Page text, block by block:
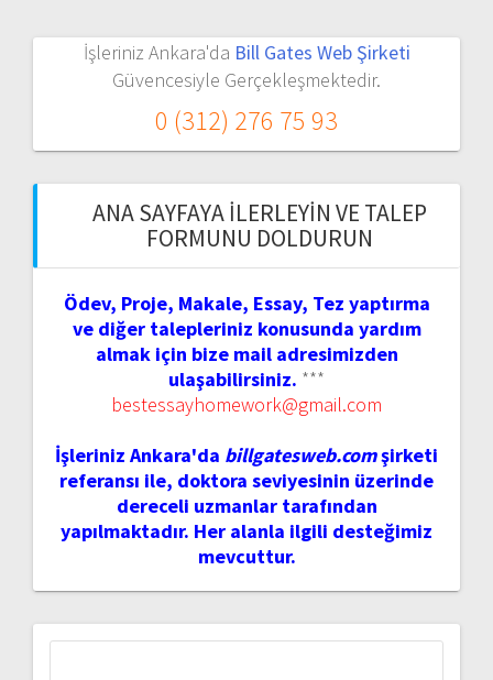
İşleriniz Ankara'da Bill Gates Web Şirketi
Güvencesiyle Gerçekleşmektedir.
0 (312) 276 75 93
ANA SAYFAYA İLERLEYIN VE TALEP
FORMUNU DOLDURUN
Ödev, Proje, Makale, Essay, Tez yaptırma
ve diğer talepleriniz konusunda yardım
almak için bize mail adresimizden
ulaşabilirsiniz. ***
bestessayhomework@gmail.com
İşleriniz Ankara'da billgatesweb.comşirketi
referansı ile, doktora seviyesinin üzerinde
dereceli uzmanlar tarafından
yapılmaktadır. Her alanla ilgili desteğimiz
mevcuttur.